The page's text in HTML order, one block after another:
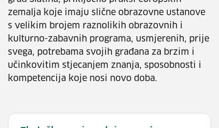
zemalja koje imaju slične obrazovne ustanove
s velikim brojem raznolikih obrazovnih i
kulturno-zabavnih programa, usmjerenih, prije
svega, potrebama svojih građana za brzim i
učinkovitim stjecanjem znanja, sposobnosti i
kompetencija koje nosi novo doba.